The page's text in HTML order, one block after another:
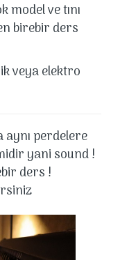
ve tını
birebir ders
veya elektro
perdelere
yani sound !
ders !